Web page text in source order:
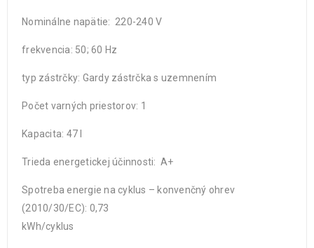
Nominálne napätie: 220-240 V
frekvencia: 50; 60 Hz
typ zástrčky: Gardy zástrčka s uzemnením
Počet varných priestorov: 1
Kapacita: 47 l
Trieda energetickej účinnosti: A+
Spotreba energie na cyklus – konvenčný ohrev
(2010/30/EC): 0,73
kWh/cyklus